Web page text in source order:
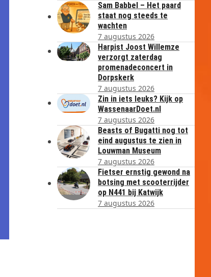
Sam Babbel – Het paard
staat nog steeds te
wachten
7 augustus 2026
Harpist Joost Willemze
verzorgt zaterdag
promenadeconcert in
Dorpskerk
7 augustus 2026
Zin in iets leuks? Kijk op
WassenaarDoet.nl
7 augustus 2026
Beasts of Bugatti nog tot
eind augustus te zien in
Louwman Museum
7 augustus 2026
Fietser ernstig gewond na
botsing met scooterrijder
op N441 bij Katwijk
7 augustus 2026